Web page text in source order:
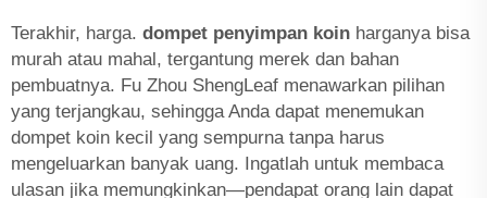
Terakhir, harga. dompet penyimpan koin harganya bisa
murah atau mahal, tergantung merek dan bahan
pembuatnya. Fu Zhou ShengLeaf menawarkan pilihan
yang terjangkau, sehingga Anda dapat menemukan
dompet koin kecil yang sempurna tanpa harus
mengeluarkan banyak uang. Ingatlah untuk membaca
ulasan jika memungkinkan—pendapat orang lain dapat